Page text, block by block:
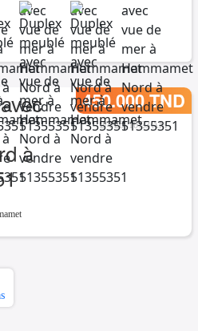
à
450.000 TND
2/4/26, 10:23 AM